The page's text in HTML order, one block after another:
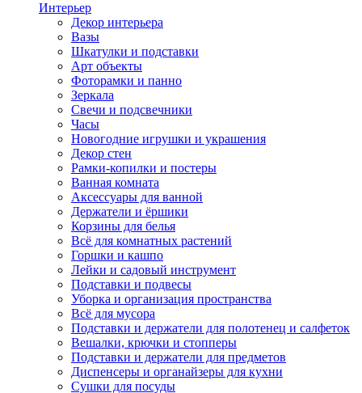
Интерьер
Декор интерьера
Вазы
Шкатулки и подставки
Арт объекты
Фоторамки и панно
Зеркала
Свечи и подсвечники
Часы
Новогодние игрушки и украшения
Декор стен
Рамки-копилки и постеры
Ванная комната
Аксессуары для ванной
Держатели и ёршики
Корзины для белья
Всё для комнатных растений
Горшки и кашпо
Лейки и садовый инструмент
Подставки и подвесы
Уборка и организация пространства
Всё для мусора
Подставки и держатели для полотенец и салфеток
Вешалки, крючки и стопперы
Подставки и держатели для предметов
Диспенсеры и органайзеры для кухни
Сушки для посуды